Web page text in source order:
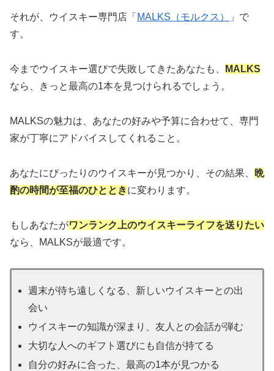
それが、ウイスキー専門店「 MALKS（モルクス）
」で
す。
今までウイスキー選びで失敗してきたあなたも、
MALKS
なら、きっと最高の1本を見つけられるでしょう。
MALKSの魅力は、あなたの好みや予算に合わせて、専門
家が丁寧にアドバイスしてくれること。
あなたにぴったりのウイスキーが見つかり、その結果、
晩
酌の時間が至福のひとときに変わります。
もしあなたがワンランク上のウイスキーライフを送りたい
なら、MALKSが最適です。
週末が待ち遠しくなる、新しいウイスキーとの出
会い
ウイスキーの知識が深まり、友人との会話が弾む
大切な人へのギフト選びにも自信が持てる
自分の好みに合った、最高の1本が見つかる